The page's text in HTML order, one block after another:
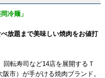
冷麺」
放題まで美味しい焼肉をお値打
転寿司など14店を展開するＴ
市）が手がける焼肉ブランド。